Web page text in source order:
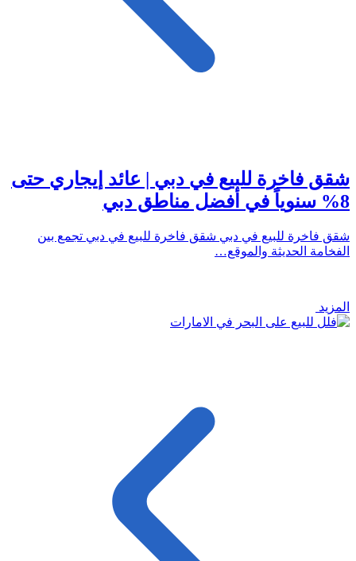
شقق فاخرة للبيع في دبي | عائد إيجاري حتى
8% سنوياً في أفضل مناطق دبي
شقق فاخرة للبيع في دبي شقق فاخرة للبيع في دبي تجمع بين
الفخامة الحديثة والموقع…
المزيد